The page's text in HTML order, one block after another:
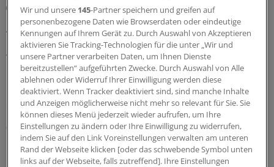
Klug entscheiden
Neue Empfehlung zur Erfassung und Therapie
von Mangelernährung bei Tumorerkrankungen
Ab der Diagnose einer Tumorerkrankung soll der
Ernährungsstatus mit validierten Assessment-Tools
regelmäßig erfasst werden und bei einer
Mangelernährung eine Ernährungsintervention
empfohlen werden.
01.08.2026
Wir und unsere 145-Partner speichern und greifen auf
personenbezogene Daten wie Browserdaten oder eindeutige
Kennungen auf Ihrem Gerät zu. Durch Auswahl von Akzeptieren
aktivieren Sie Tracking-Technologien für die unter „Wir und
unsere Partner verarbeiten Daten, um Ihnen Dienste
bereitzustellen“ aufgeführten Zwecke. Durch Auswahl von Alle
ablehnen oder Widerruf Ihrer Einwilligung werden diese
deaktiviert. Wenn Tracker deaktiviert sind, sind manche Inhalte
und Anzeigen möglicherweise nicht mehr so relevant für Sie. Sie
können dieses Menü jederzeit wieder aufrufen, um Ihre
Einstellungen zu ändern oder Ihre Einwilligung zu widerrufen,
indem Sie auf den Link Voreinstellungen verwalten am unteren
Rand der Webseite klicken [oder das schwebende Symbol unten
links auf der Webseite, falls zutreffend]. Ihre Einstellungen